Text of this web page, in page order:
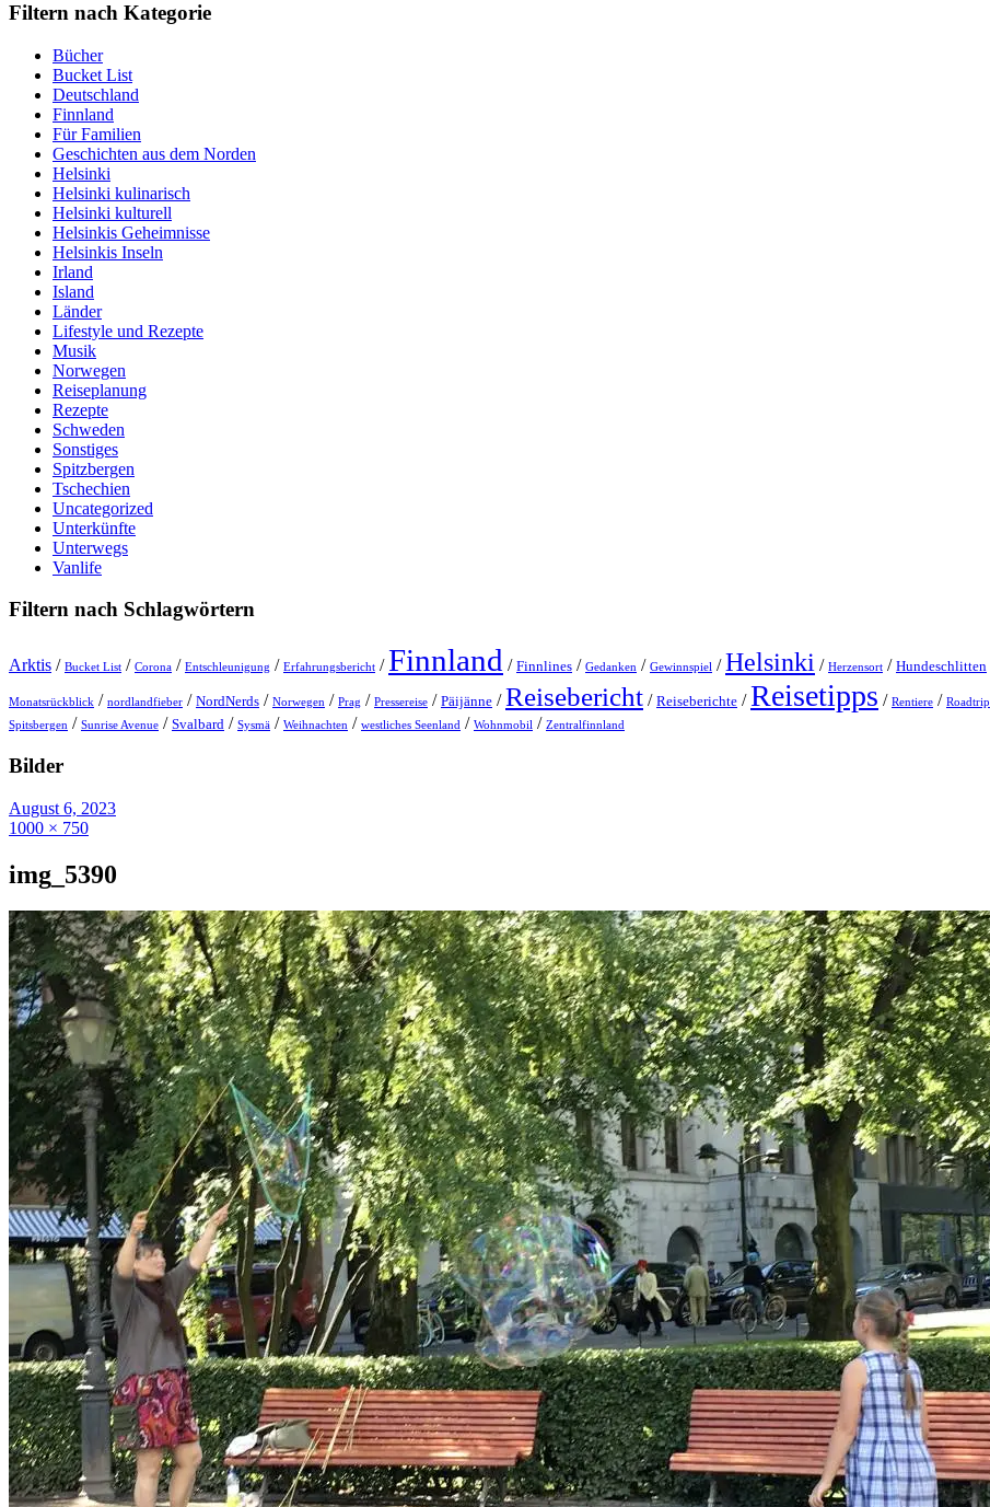
Filtern nach Kategorie
Bücher
Bucket List
Deutschland
Finnland
Für Familien
Geschichten aus dem Norden
Helsinki
Helsinki kulinarisch
Helsinki kulturell
Helsinkis Geheimnisse
Helsinkis Inseln
Irland
Island
Länder
Lifestyle und Rezepte
Musik
Norwegen
Reiseplanung
Rezepte
Schweden
Sonstiges
Spitzbergen
Tschechien
Uncategorized
Unterkünfte
Unterwegs
Vanlife
Filtern nach Schlagwörtern
Arktis / Bucket List / Corona / Entschleunigung / Erfahrungsbericht /Finnland / Finnlines / Gedanken / Gewinnspiel /Helsinki / Herzensort / Hundeschlitten
Monatsrückblick / nordlandfieber / NordNerds / Norwegen / Prag / Pressereise / Päijänne /Reisebericht / Reiseberichte /Reisetipps / Rentiere / Roadtrip
Spitsbergen / Sunrise Avenue / Svalbard / Sysmä / Weihnachten / westliches Seenland / Wohnmobil / Zentralfinnland
Bilder
August 6, 2023
1000 × 750
img_5390